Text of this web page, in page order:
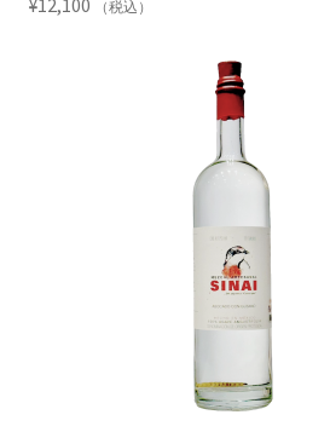
（税込）